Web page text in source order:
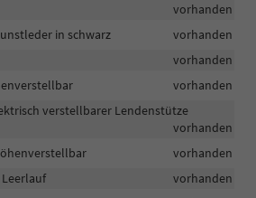
vorhanden
in schwarz
vorhanden
vorhanden
vorhanden
verstellbarer Lendenstütze
vorhanden
vorhanden
vorhanden